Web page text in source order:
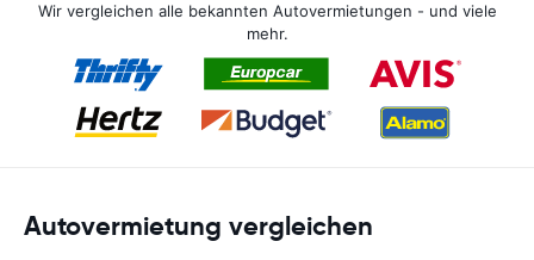
Wir vergleichen alle bekannten Autovermietungen - und viele
mehr.
Autovermietung vergleichen